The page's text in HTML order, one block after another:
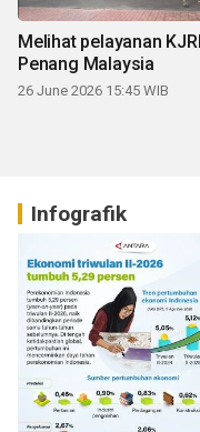
Melihat pelayanan KJRI
Penang Malaysia
26 June 2026 15:45 WIB
Infografik